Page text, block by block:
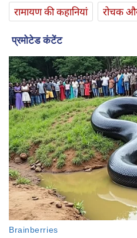
रामायण की कहानियां
रोचक